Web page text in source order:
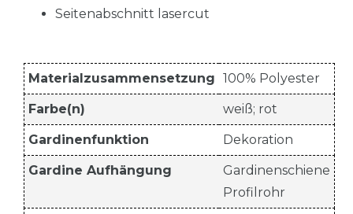
Seitenabschnitt lasercut
Materialzusammensetzung 100% Polyester
Farbe(n) weiß; rot
Gardinenfunktion Dekoration
Gardine Aufhängung
Gardinenschiene
Profilrohr